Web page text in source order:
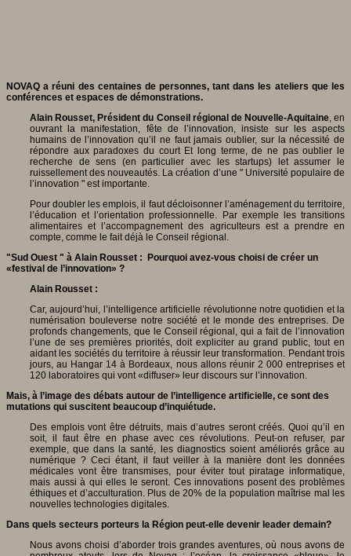
NOVAQ a réuni des centaines de personnes, tant dans les ateliers que les
conférences et espaces de démonstrations.
Alain Rousset, Président du Conseil régional de Nouvelle-Aquitaine, en
ouvrant la manifestation, fête de l’innovation, insiste sur les aspects
humains de l’innovation qu’il ne faut jamais oublier, sur la nécessité de
répondre aux paradoxes du court Et long terme, de ne pas oublier le
recherche de sens (en particulier avec les startups) let assumer le
ruissellement des nouveautés. La création d’une " Université populaire de
l’innovation " est importante.
Pour doubler les emplois, il faut décloisonner l’aménagement du territoire,
l’éducation et l’orientation professionnelle. Par exemple les transitions
alimentaires et l’accompagnement des agriculteurs est a prendre en
compte, comme le fait déjà le Conseil régional.
"Sud Ouest " à Alain Rousset : Pourquoi avez-vous choisi de créer un
«festival de l’innovation» ?
Alain Rousset :
Car, aujourd’hui, l’intelligence artificielle révolutionne notre quotidien et la
numérisation bouleverse notre société et le monde des entreprises. De
profonds changements, que le Conseil régional, qui a fait de l’innovation
l’une de ses premières priorités, doit expliciter au grand public, tout en
aidant les sociétés du territoire à réussir leur transformation. Pendant trois
jours, au Hangar 14 à Bordeaux, nous allons réunir 2 000 entreprises et
120 laboratoires qui vont «diffuser» leur discours sur l’innovation.
Mais, à l’image des débats autour de l’intelligence artificielle, ce sont des
mutations qui suscitent beaucoup d’inquiétude.
Des emplois vont être détruits, mais d’autres seront créés. Quoi qu’il en
soit, il faut être en phase avec ces révolutions. Peut-on refuser, par
exemple, que dans la santé, les diagnostics soient améliorés grâce au
numérique ? Ceci étant, il faut veiller à la manière dont les données
médicales vont être transmises, pour éviter tout piratage informatique,
mais aussi à qui elles le seront. Ces innovations posent des problèmes
éthiques et d’acculturation. Plus de 20% de la population maîtrise mal les
nouvelles technologies digitales.
Dans quels secteurs porteurs la Région peut-elle devenir leader demain?
Nous avons choisi d’aborder trois grandes aventures, où nous avons de